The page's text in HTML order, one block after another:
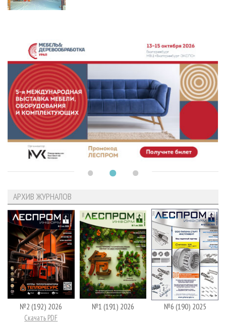
АРХИВ ЖУРНАЛОВ
№2 (192) 2026
Скачать PDF
№1 (191) 2026 №6 (190) 2025